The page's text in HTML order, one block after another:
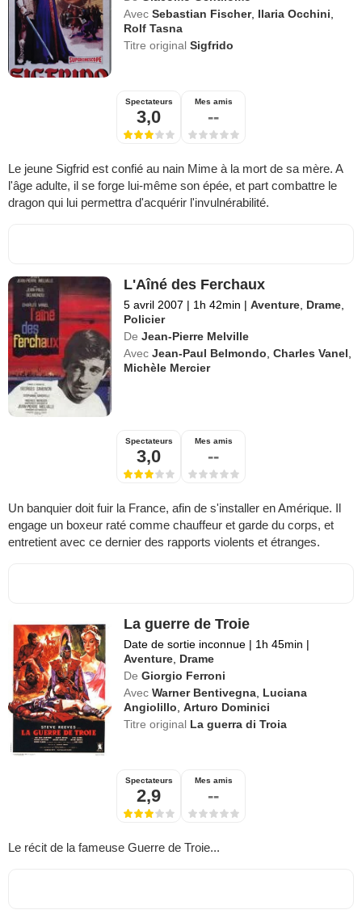
Avec Sebastian Fischer, Ilaria Occhini
Rolf Tasna
Titre originalSigfrido
Spectateurs
3,0
Mes amis
--
Le jeune Sigfrid est confié au nain Mime à la mort de sa mère. A
l'âge adulte, il se forge lui-même son épée, et part combattre le
dragon qui lui permettra d'acquérir l'invulnérabilité.
L'Aîné des Ferchaux
5 avril 2007 | 1h 42min | Aventure Drame
Policier
De Jean-Pierre Melville
Avec Jean-Paul Belmondo ,Charles Vanel
Michèle Mercier
Spectateurs
3,0
Mes amis
--
Un banquier doit fuir la France, afin de s'installer en Amérique. Il
engage un boxeur raté comme chauffeur et garde du corps, et
entretient avec ce dernier des rapports violents et étranges.
La guerre de Troie
Date de sortie inconnue | 1h 45min |
Aventure Drame
De Giorgio Ferroni
Avec Warner Bentivegna Luciana
Angiolillo ,Arturo Dominici
Titre original La guerra di Troia
Spectateurs
2,9
Mes amis
--
Le récit de la fameuse Guerre de Troie...